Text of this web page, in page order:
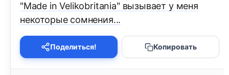
"Made in Velikobritania" вызывает у меня
некоторые сомнения...
Поделиться! Копировать